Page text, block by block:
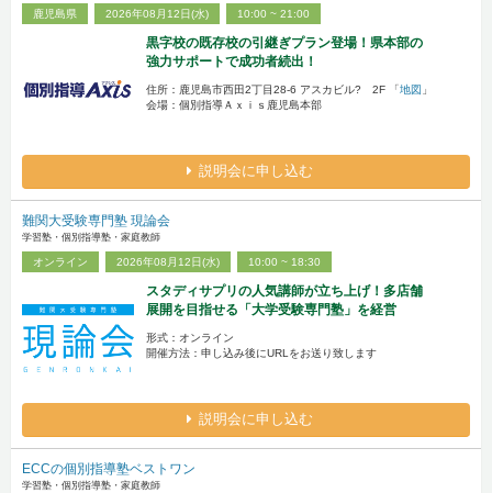
鹿児島県 2026年08月12日(水) 10:00 ~ 21:00
黒字校の既存校の引継ぎプラン登場！県本部の
強力サポートで成功者続出！
住所：鹿児島市西田2丁目28-6 アスカビル? 2F 「地図 」
会場：個別指導Ａｘｉｓ鹿児島本部
説明会に申し込む
難関大受験専門塾 現論会
学習塾・個別指導塾・家庭教師
オンライン 2026年08月12日(水) 10:00 ~ 18:30
スタディサプリの人気講師が立ち上げ！多店舗
展開を目指せる「大学受験専門塾」を経営
形式：オンライン
開催方法：申し込み後にURLをお送り致します
説明会に申し込む
ECCの個別指導塾ベストワン
学習塾・個別指導塾・家庭教師